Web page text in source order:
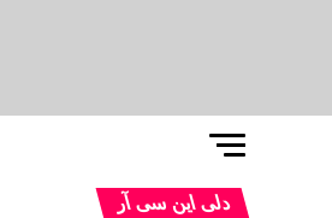
دلی این سی آر